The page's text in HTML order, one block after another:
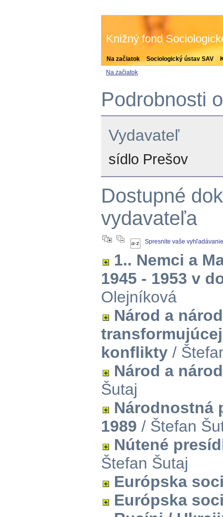
Na začiatok Sociologický ústav SAV
Knižný fond
Na začiatok
Podrobnosti
Vydavateľ
sídlo Prešov
Dostupné
vydavateľa
Spresnite vaše vyhľadávanie
1.. Nemci a
1945 - 1953 v
Olejníková
Národ a
konflikty /
Národ a
Šutaj
Národnostná
1989 / Štefan
Nútené
Štefan Šutaj
Európska
Európska